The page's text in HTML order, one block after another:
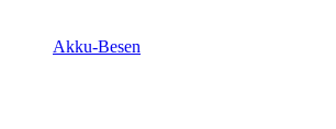
Akku-Besen